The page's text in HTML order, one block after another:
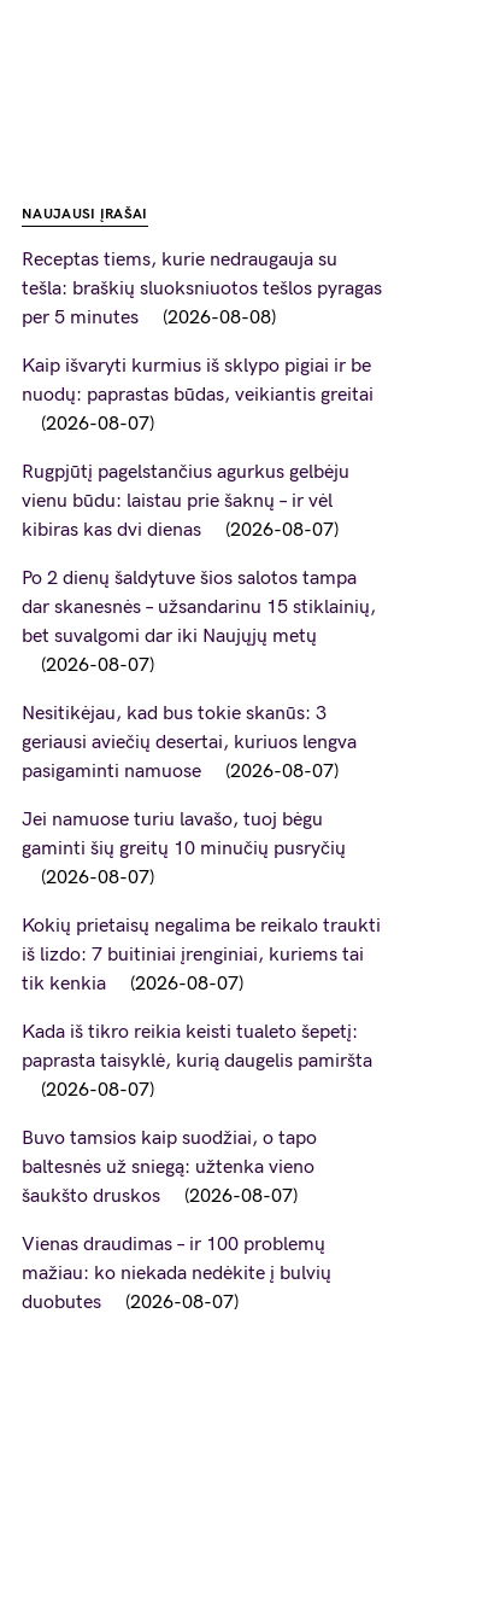
NAUJAUSI ĮRAŠAI
Receptas tiems, kurie nedraugauja su
tešla: braškių sluoksniuotos tešlos pyragas
per 5 minutes
2026-08-08
Kaip išvaryti kurmius iš sklypo pigiai ir be
nuodų: paprastas būdas, veikiantis greitai
2026-08-07
Rugpjūtį pagelstančius agurkus gelbėju
vienu būdu: laistau prie šaknų – ir vėl
kibiras kas dvi dienas
2026-08-07
Po 2 dienų šaldytuve šios salotos tampa
dar skanesnės – užsandarinu 15 stiklainių,
bet suvalgomi dar iki Naujųjų metų
2026-08-07
Nesitikėjau, kad bus tokie skanūs: 3
geriausi aviečių desertai, kuriuos lengva
pasigaminti namuose
2026-08-07
Jei namuose turiu lavašo, tuoj bėgu
gaminti šių greitų 10 minučių pusryčių
2026-08-07
Kokių prietaisų negalima be reikalo traukti
iš lizdo: 7 buitiniai įrenginiai, kuriems tai
tik kenkia
2026-08-07
Kada iš tikro reikia keisti tualeto šepetį:
paprasta taisyklė, kurią daugelis pamiršta
2026-08-07
Buvo tamsios kaip suodžiai, o tapo
baltesnės už sniegą: užtenka vieno
šaukšto druskos
2026-08-07
Vienas draudimas – ir 100 problemų
mažiau: ko niekada nedėkite į bulvių
duobutes
2026-08-07